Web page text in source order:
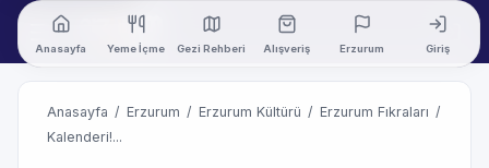
Anasayfa Yeme İçme Gezi Rehberi Alışveriş Erzurum Giriş
Anasayfa / Erzurum / Erzurum Kültürü / Erzurum Fıkraları /
Kalenderi!...